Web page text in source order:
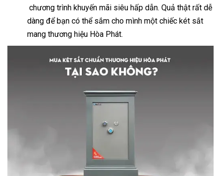
chương trình khuyến mãi siêu hấp dẫn. Quả thật rất dễ
dàng để bạn có thể sắm cho mình một chiếc két sắt
mang thương hiệu Hòa Phát.